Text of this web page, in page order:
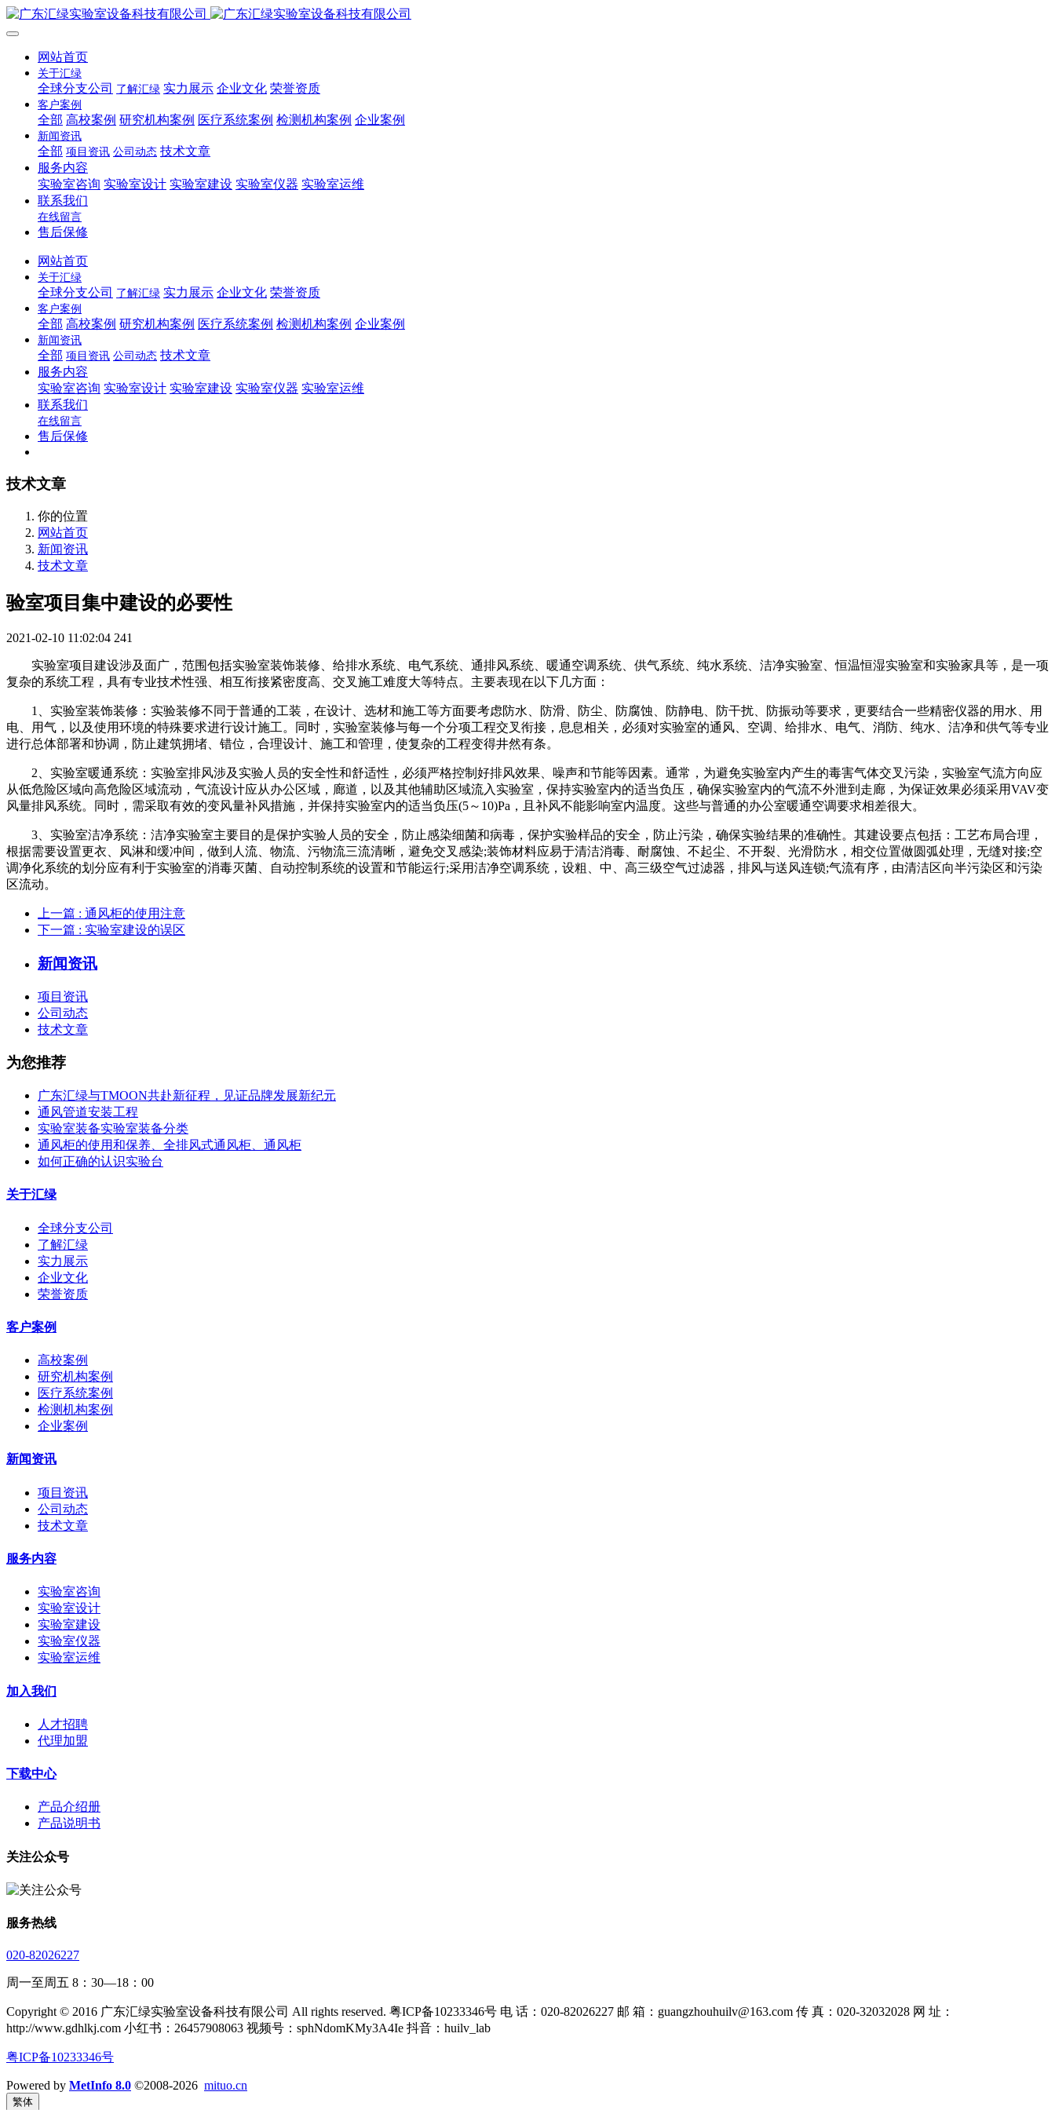
网站首页
关于汇绿
全球分支公司 了解汇绿 实力展示 企业文化 荣誉资质
客户案例
全部 高校案例 研究机构案例 医疗系统案例 检测机构案例 企业案例
新闻资讯
全部 项目资讯 公司动态 技术文章
服务内容
实验室咨询 实验室设计 实验室建设 实验室仪器 实验室运维
联系我们
在线留言
售后保修
网站首页
关于汇绿
全球分支公司 了解汇绿 实力展示 企业文化 荣誉资质
客户案例
全部 高校案例 研究机构案例 医疗系统案例 检测机构案例 企业案例
新闻资讯
全部 项目资讯 公司动态 技术文章
服务内容
实验室咨询 实验室设计 实验室建设 实验室仪器 实验室运维
联系我们
在线留言
售后保修
技术文章
你的位置
网站首页
新闻资讯
技术文章
验室项目集中建设的必要性
2021-02-10 11:02:04 241
实验室项目建设涉及面广，范围包括实验室装饰装修、给排水系统、电气系统、通排风系统、暖通空调系统、供气系统、纯水系统、洁净实验室、恒温恒湿实验室和实验家具等，是一项
复杂的系统工程，具有专业技术性强、相互衔接紧密度高、交叉施工难度大等特点。主要表现在以下几方面：
1、实验室装饰装修：实验装修不同于普通的工装，在设计、选材和施工等方面要考虑防水、防滑、防尘、防腐蚀、防静电、防干扰、防振动等要求，更要结合一些精密仪器的用水、用
电、用气，以及使用环境的特殊要求进行设计施工。同时，实验室装修与每一个分项工程交叉衔接，息息相关，必须对实验室的通风、空调、给排水、电气、消防、纯水、洁净和供气等专业
进行总体部署和协调，防止建筑拥堵、错位，合理设计、施工和管理，使复杂的工程变得井然有条。
2、实验室暖通系统：实验室排风涉及实验人员的安全性和舒适性，必须严格控制好排风效果、噪声和节能等因素。通常，为避免实验室内产生的毒害气体交叉污染，实验室气流方向应
从低危险区域向高危险区域流动，气流设计应从办公区域，廊道，以及其他辅助区域流入实验室，保持实验室内的适当负压，确保实验室内的气流不外泄到走廊，为保证效果必须采用VAV变
风量排风系统。同时，需采取有效的变风量补风措施，并保持实验室内的适当负压(5～10)Pa，且补风不能影响室内温度。这些与普通的办公室暖通空调要求相差很大。
3、实验室洁净系统：洁净实验室主要目的是保护实验人员的安全，防止感染细菌和病毒，保护实验样品的安全，防止污染，确保实验结果的准确性。其建设要点包括：工艺布局合理，
根据需要设置更衣、风淋和缓冲间，做到人流、物流、污物流三流清晰，避免交叉感染;装饰材料应易于清洁消毒、耐腐蚀、不起尘、不开裂、光滑防水，相交位置做圆弧处理，无缝对接;空
调净化系统的划分应有利于实验室的消毒灭菌、自动控制系统的设置和节能运行;采用洁净空调系统，设粗、中、高三级空气过滤器，排风与送风连锁;气流有序，由清洁区向半污染区和污染
区流动。
上一篇 : 通风柜的使用注意
下一篇 : 实验室建设的误区
新闻资讯
项目资讯
公司动态
技术文章
为您推荐
广东汇绿与TMOON共赴新征程，见证品牌发展新纪元
通风管道安装工程
实验室装备实验室装备分类
通风柜的使用和保养、全排风式通风柜、通风柜
如何正确的认识实验台
关于汇绿
全球分支公司
了解汇绿
实力展示
企业文化
荣誉资质
客户案例
高校案例
研究机构案例
医疗系统案例
检测机构案例
企业案例
新闻资讯
项目资讯
公司动态
技术文章
服务内容
实验室咨询
实验室设计
实验室建设
实验室仪器
实验室运维
加入我们
人才招聘
代理加盟
下载中心
产品介绍册
产品说明书
关注公众号
服务热线
020-82026227
周一至周五 8：30—18：00
Copyright © 2016 广东汇绿实验室设备科技有限公司 All rights reserved. 粤ICP备10233346号 电 话：020-82026227 邮 箱：guangzhouhuilv@163.com 传 真：020-32032028 网 址：
http://www.gdhlkj.com 小红书：26457908063 视频号：sphNdomKMy3A4Ie 抖音：huilv_lab
粤ICP备10233346号
Powered by MetInfo 8.0 ©2008-2026 mituo.cn
繁体